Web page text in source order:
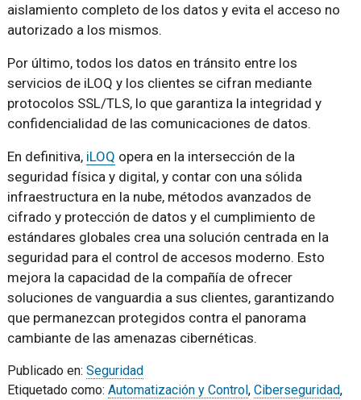
aislamiento completo de los datos y evita el acceso no
autorizado a los mismos.
Por último, todos los datos en tránsito entre los
servicios de iLOQ y los clientes se cifran mediante
protocolos SSL/TLS, lo que garantiza la integridad y
confidencialidad de las comunicaciones de datos.
En definitiva, iLOQ opera en la intersección de la
seguridad física y digital, y contar con una sólida
infraestructura en la nube, métodos avanzados de
cifrado y protección de datos y el cumplimiento de
estándares globales crea una solución centrada en la
seguridad para el control de accesos moderno. Esto
mejora la capacidad de la compañía de ofrecer
soluciones de vanguardia a sus clientes, garantizando
que permanezcan protegidos contra el panorama
cambiante de las amenazas cibernéticas.
Publicado en: Seguridad
Etiquetado como: Automatización y Control, Ciberseguridad,